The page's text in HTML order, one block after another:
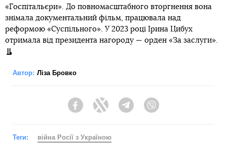
«Госпітальєри». До повномасштабного вторгнення вона
знімала документальний фільм, працювала над
реформою «Суспільного». У 2023 році Ірина Цибух
отримала від президента нагороду — орден «За заслуги».
Автор: Ліза Бровко
FacebookTwitter Telegram
Теги: війна Росії з Україною